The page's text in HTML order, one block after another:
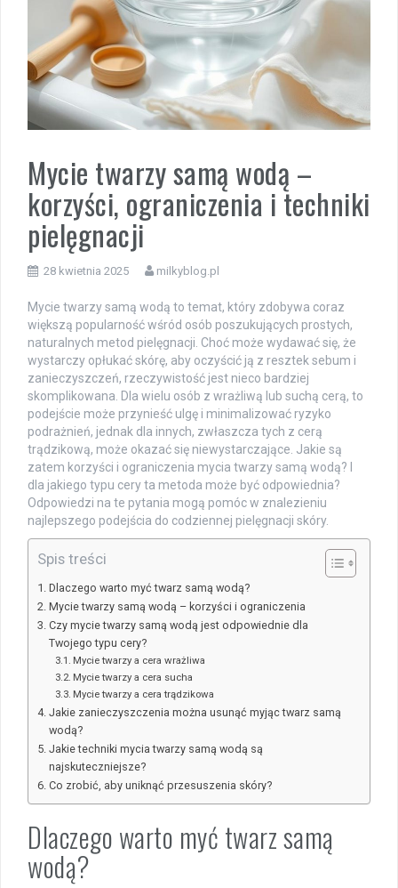
Mycie twarzy samą wodą –
korzyści, ograniczenia i techniki
pielęgnacji
28 kwietnia 2025 milkyblog.pl
Mycie twarzy samą wodą to temat, który zdobywa coraz
większą popularność wśród osób poszukujących prostych,
naturalnych metod pielęgnacji. Choć może wydawać się, że
wystarczy opłukać skórę, aby oczyścić ją z resztek sebum i
zanieczyszczeń, rzeczywistość jest nieco bardziej
skomplikowana. Dla wielu osób z wrażliwą lub suchą cerą, to
podejście może przynieść ulgę i minimalizować ryzyko
podrażnień, jednak dla innych, zwłaszcza tych z cerą
trądzikową, może okazać się niewystarczające. Jakie są
zatem korzyści i ograniczenia mycia twarzy samą wodą? I
dla jakiego typu cery ta metoda może być odpowiednia?
Odpowiedzi na te pytania mogą pomóc w znalezieniu
najlepszego podejścia do codziennej pielęgnacji skóry.
Spis treści
Dlaczego warto myć twarz samą wodą?
Mycie twarzy samą wodą – korzyści i ograniczenia
Czy mycie twarzy samą wodą jest odpowiednie dla
Twojego typu cery?
Mycie twarzy a cera wrażliwa
Mycie twarzy a cera sucha
Mycie twarzy a cera trądzikowa
Jakie zanieczyszczenia można usunąć myjąc twarz samą
wodą?
Jakie techniki mycia twarzy samą wodą są
najskuteczniejsze?
Co zrobić, aby uniknąć przesuszenia skóry?
Dlaczego warto myć twarz samą
wodą?